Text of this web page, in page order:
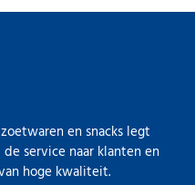
en snacks legt
service naar klanten en
hoge kwaliteit.